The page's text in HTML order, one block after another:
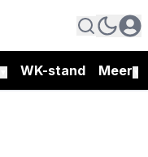
WK-stand Meer